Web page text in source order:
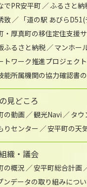
でPR安平町 ふるさと納
致
「道の駅 あびら
・厚真町の移住定住支援
ふるさと納税
マンホー
トワーク推進プロジェクト
能所属機関の協力確認書
見どころ
の動画 観光Navi タウ
りセンター
安平町の天
織・議会
の概況 安平町総合計画
ンデータの取り組みにつ